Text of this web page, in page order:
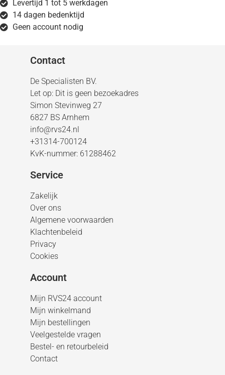
Levertijd 1 tot 5 werkdagen
14 dagen bedenktijd
Geen account nodig
Contact
De Specialisten BV.
Let op: Dit is geen bezoekadres
Simon Stevinweg 27
6827 BS Arnhem
info@rvs24.nl
+31314-700124
KvK-nummer: 61288462
Service
Zakelijk
Over ons
Algemene voorwaarden
Klachtenbeleid
Privacy
Cookies
Account
Mijn RVS24 account
Mijn winkelmand
Mijn bestellingen
Veelgestelde vragen
Bestel- en retourbeleid
Contact